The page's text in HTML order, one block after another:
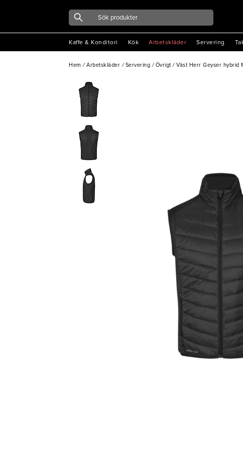
Kaffe & Konditori Kök Arbetskläder Servering
Hem / Arbetskläder / Servering / Övrigt / Väst Herr Geyser hybrid